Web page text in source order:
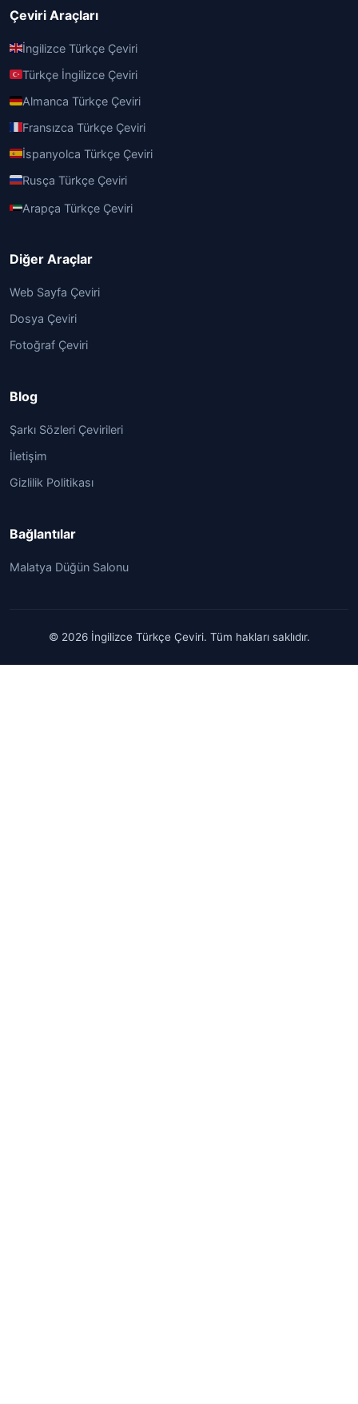
Çeviri Araçları
İngilizce Türkçe Çeviri
Türkçe İngilizce Çeviri
Almanca Türkçe Çeviri
Fransızca Türkçe Çeviri
İspanyolca Türkçe Çeviri
Rusça Türkçe Çeviri
Arapça Türkçe Çeviri
Diğer Araçlar
Web Sayfa Çeviri
Dosya Çeviri
Fotoğraf Çeviri
Blog
Şarkı Sözleri Çevirileri
İletişim
Gizlilik Politikası
Bağlantılar
Malatya Düğün Salonu
© 2026 İngilizce Türkçe Çeviri. Tüm hakları saklıdır.